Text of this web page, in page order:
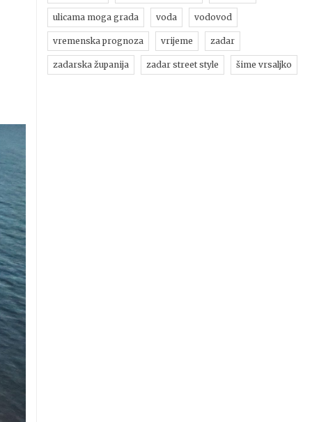
ulicama moga grada voda vodovod
vremenska prognoza vrijeme zadar
zadarska županija zadar street style šime vrsaljko